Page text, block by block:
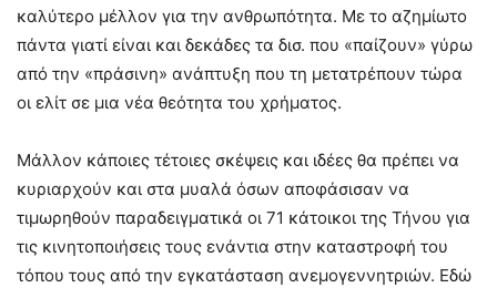
καλύτερο μέλλον για την ανθρωπότητα. Με το αζημίωτο
πάντα γιατί είναι και δεκάδες τα δισ. που «παίζουν» γύρω
από την «πράσινη» ανάπτυξη που τη μετατρέπουν τώρα
οι ελίτ σε μια νέα θεότητα του χρήματος.
Μάλλον κάποιες τέτοιες σκέψεις και ιδέες θα πρέπει να
κυριαρχούν και στα μυαλά όσων αποφάσισαν να
τιμωρηθούν παραδειγματικά οι 71 κάτοικοι της Τήνου για
τις κινητοποιήσεις τους ενάντια στην καταστροφή του
τόπου τους από την εγκατάσταση ανεμογεννητριών. Εδώ